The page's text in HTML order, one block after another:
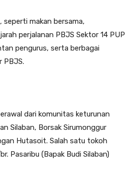
seperti makan bersama,
perjalanan PBJS Sektor 14 PUP
pengurus, serta berbagai
PBJS.
dari komunitas keturunan
Silaban, Borsak Sirumonggur
Hutasoit. Salah satu tokoh
Pasaribu (Bapak Budi Silaban)